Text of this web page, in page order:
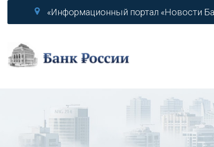
«Информационный портал «Новости